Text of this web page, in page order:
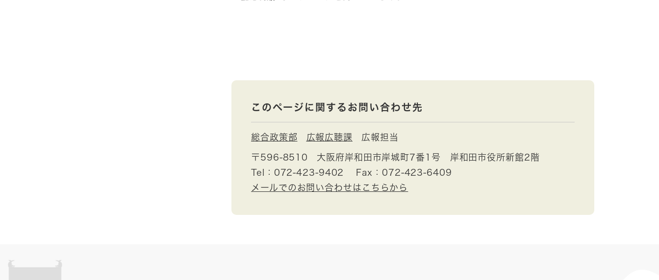
このページに関するお問い合わせ先
総合政策部 広報広聴課 広報担当
〒596-8510
大阪府岸和田市岸城町7番1号 岸和田市役所新館2階
Tel：072-423-9402
Fax：072-423-6409
メールでのお問い合わせはこちらから